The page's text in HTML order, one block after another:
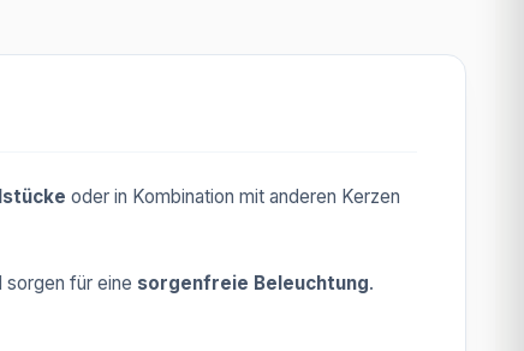
oder in Kombination mit anderen Kerzen
sorgen für eine sorgenfreie Beleuchtung.